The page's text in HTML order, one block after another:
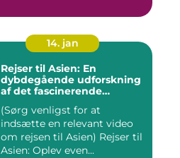
14. jan
Rejser til Asien: En
dybdegående udforskning
af det fascinerende
(Sørg venligst for at
indsætte en relevant video
om rejsen til Asien) Rejser til
Asien: Oplev even...